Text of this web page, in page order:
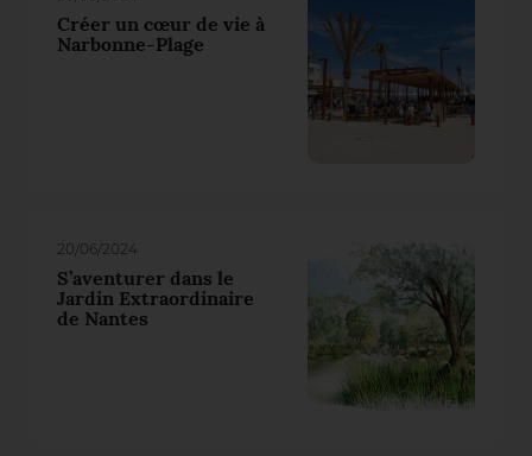
Créer un cœur de vie à
Narbonne-Plage
20/06/2024
S’aventurer dans le
Jardin Extraordinaire
de Nantes